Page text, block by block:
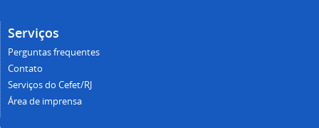
Serviços
Perguntas frequentes
Contato
Serviços do Cefet/RJ
Área de imprensa